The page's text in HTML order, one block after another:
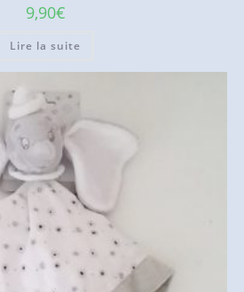
9,90€
Lire la suite